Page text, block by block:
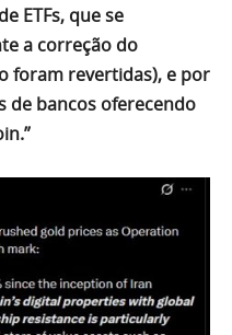
ETFs, que se
a correção do
foram revertidas), e por
de bancos oferecendo